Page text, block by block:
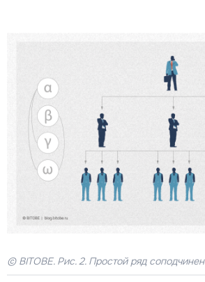
© BITOBE. Рис. 2. Простой ряд